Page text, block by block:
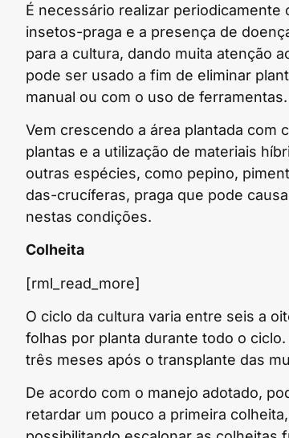
É necessário realizar
insetos-praga e a presença de
para a cultura, dando muita atenção
pode ser usado a fim de eliminar
manual ou com o uso de ferramentas.
Vem crescendo a área plantada com
plantas e a utilização de materiais
outras espécies, como pepino,
das-crucíferas, praga que pode
nestas condições.
Colheita
[rml_read_more]
O ciclo da cultura varia entre seis a
folhas por planta durante todo o
três meses após o transplante das
De acordo com o manejo adotado,
retardar um pouco a primeira